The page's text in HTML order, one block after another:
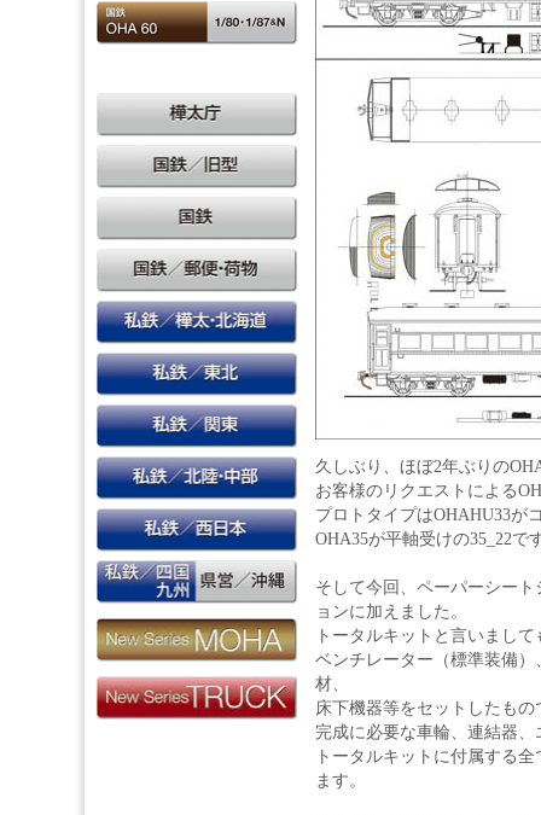
久しぶり、ほぼ2年ぶりの
お客様のリクエストによる
プロトタイプはOHAHU33が
OHA35が平軸受けの35_22で
そして今回、ペーパーシート
ョンに加えました。
トータルキットと言いまし
ベンチレーター（標準装備
材、
床下機器等をセットしたもの
完成に必要な車輪、連結器
トータルキットに付属する
ます。